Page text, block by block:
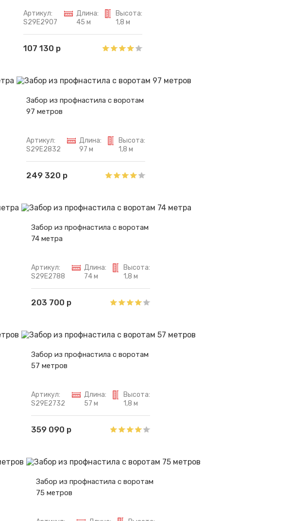
Артикул:
S29E2907
Длина:
45 м
Высота:
1,8 м
107 130 р
Забор из профнастила с воротам
97 метров
Артикул:
S29E2832
Длина:
97 м
Высота:
1,8 м
249 320 р
Забор из профнастила с воротам
74 метра
Артикул:
S29E2788
Длина:
74 м
Высота:
1,8 м
203 700 р
Забор из профнастила с воротам
57 метров
Артикул:
S29E2732
Длина:
57 м
Высота:
1,8 м
359 090 р
Забор из профнастила с воротам
75 метров